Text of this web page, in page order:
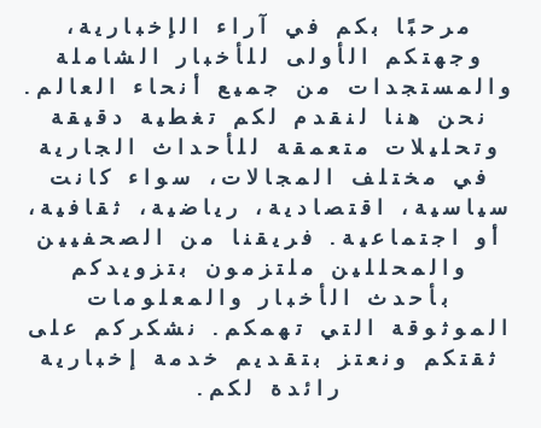
مرحبًا بكم في آراء الإخبارية،
وجهتكم الأولى للأخبار الشاملة
والمستجدات من جميع أنحاء العالم.
نحن هنا لنقدم لكم تغطية دقيقة
وتحليلات متعمقة للأحداث الجارية
في مختلف المجالات، سواء كانت
سياسية، اقتصادية، رياضية، ثقافية،
أو اجتماعية. فريقنا من الصحفيين
والمحللين ملتزمون بتزويدكم
بأحدث الأخبار والمعلومات
الموثوقة التي تهمكم. نشكركم على
ثقتكم ونعتز بتقديم خدمة إخبارية
رائدة لكم.